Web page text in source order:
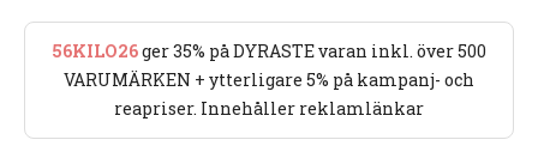
56KILO26ger 35% på DYRASTE varan inkl. över 500
VARUMÄRKEN + ytterligare 5% på kampanj- och
reapriser. Innehåller reklamlänkar